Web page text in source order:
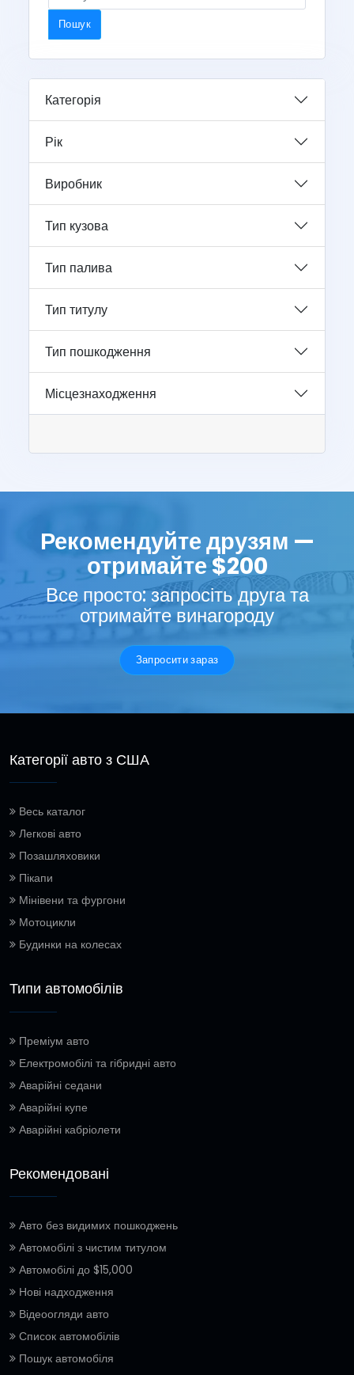
Пошук
Категорія
Рік
Виробник
Тип кузова
Тип палива
Тип титулу
Тип пошкодження
Місцезнаходження
Рекомендуйте друзям —
отримайте $200
Все просто: запросіть друга та
отримайте винагороду
Запросити зараз
Категорії авто з США
Весь каталог
Легкові авто
Позашляховики
Пікапи
Мінівени та фургони
Мотоцикли
Будинки на колесах
Типи автомобілів
Преміум авто
Електромобілі та гібридні авто
Аварійні седани
Аварійні купе
Аварійні кабріолети
Рекомендовані
Авто без видимих пошкоджень
Автомобілі з чистим титулом
Автомобілі до $15,000
Нові надходження
Відеоогляди авто
Список автомобілів
Пошук автомобіля